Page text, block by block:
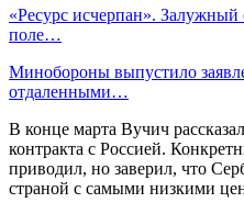
«Ресурс исчерпан».
поле…
Минобороны выпустило
отдаленными…
В конце марта Вучич
контракта с Россией.
приводил, но заверил, что
страной с самыми низкими